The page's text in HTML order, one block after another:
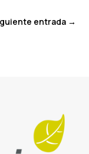
entrada→